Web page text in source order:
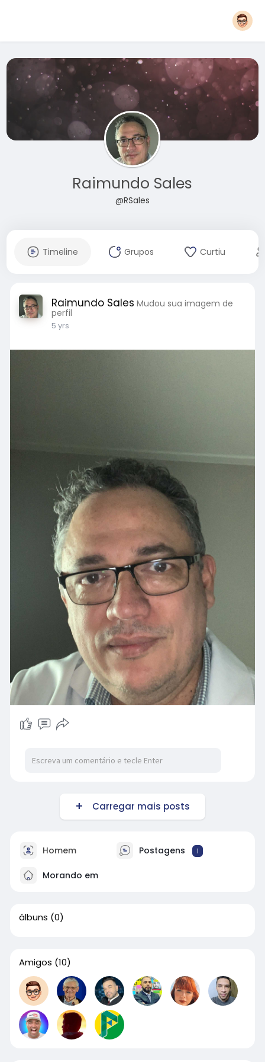
Raimundo Sales
@RSales
Timeline Grupos Curtiu
Raimundo Sales Mudou sua imagem de
perfil
5 yrs
Carregar mais posts
Homem Postagens 1
Morando em
álbuns (0)
Amigos (10)